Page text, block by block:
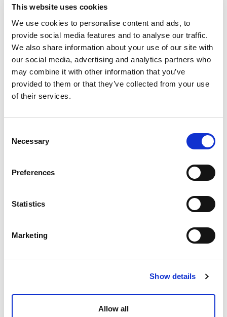
This website uses cookies
We use cookies to personalise content and ads, to
provide social media features and to analyse our traffic.
We also share information about your use of our site with
our social media, advertising and analytics partners who
may combine it with other information that you’ve
provided to them or that they’ve collected from your use
of their services.
Selection
Necessary
Preferences
Statistics
Marketing
Show details
Allow all
💬
Soporte al Cliente
Proporciona soporte instantáneo para consultas de
Clientes de Tu Banco
más usado por tus clientes
Esto es lo que logran las instituciones
Campañas de WhatsAppcon